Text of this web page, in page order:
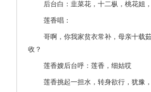
后台白：韭菜花，十二枞，桃花姐，
莲香唱：
哥啊，你我家贫衣常补，母亲十载茹
收？
莲香嫂后台呼：莲香，细姑哎
莲香挑起一担水，转身欲行，犹豫，